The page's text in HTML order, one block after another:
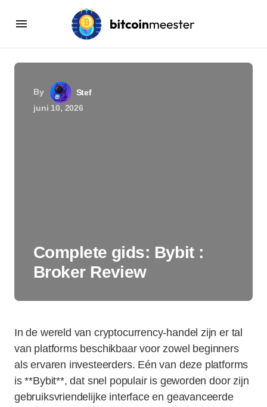
By
Stef
juni 10, 2026
Complete gids: Bybit :
Broker Review
In de wereld van cryptocurrency-handel zijn er tal
van platforms beschikbaar voor zowel beginners
als ervaren investeerders. Eén van deze platforms
is **Bybit**, dat snel populair is geworden door zijn
gebruiksvriendelijke interface en geavanceerde